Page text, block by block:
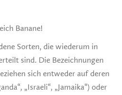
Banane!
Sorten, die wiederum in
sind. Die Bezeichnungen
sich entweder auf deren
„Israeli“, „Jamaika“) oder